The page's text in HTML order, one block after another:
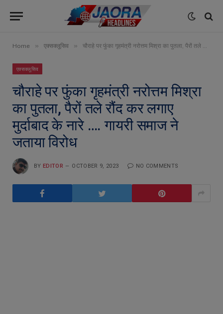
Home » एक्सक्लूसिव » चौराहे पर फुंका गृहमंत्री नरोत्तम मिश्रा का पुतला, पैरों तले रौंद कर लगाए मुर्दाबाद के नारे …. गायरी समाज ने जताया विरोध
एक्सक्लूसिव
चौराहे पर फुंका गृहमंत्री नरोत्तम मिश्रा
का पुतला, पैरों तले रौंद कर लगाए
मुर्दाबाद के नारे …. गायरी समाज ने
जताया विरोध
BY EDITOR OCTOBER 9, 2023 NO COMMENTS